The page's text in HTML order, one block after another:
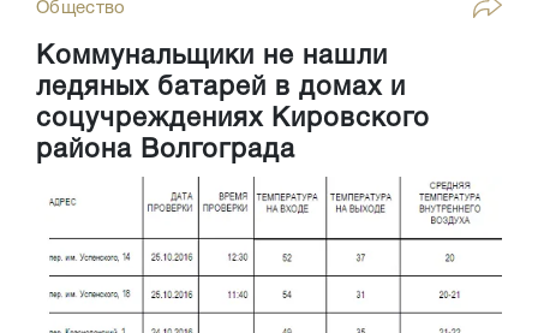
Общество
Коммунальщики не нашли
ледяных батарей в домах и
соцучреждениях Кировского
района Волгограда